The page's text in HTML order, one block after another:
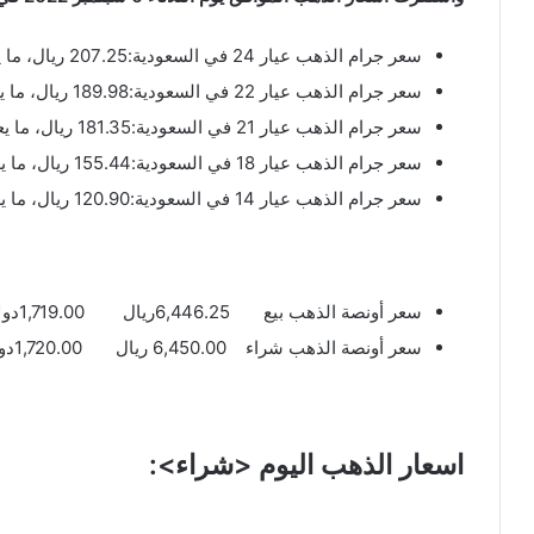
سعر جرام الذهب عيار 24 في السعودية:207.25 ريال، ما يعادل (55.27دولار)
سعر جرام الذهب عيار 22 في السعودية:189.98 ريال، ما يعادل (50.66دولار)
سعر جرام الذهب عيار 21 في السعودية:181.35 ريال، ما يعادل (48.36 دولار)
سعر جرام الذهب عيار 18 في السعودية:155.44 ريال، ما يعادل (41.45 دولار)
سعر جرام الذهب عيار 14 في السعودية:120.90 ريال، ما يعادل (32.24دولار)
سعر أونصة الذهب بيع 6,446.25ريال 1,719.00دولار
سعر أونصة الذهب شراء 6,450.00 ريال 1,720.00دولار
اسعار الذهب اليوم <شراء>: